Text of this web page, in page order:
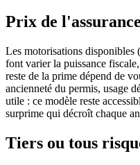
Prix de
Les motorisations
font varier la puissance
reste de la prime dépend de
ancienneté du permis, usage
utile : ce modèle reste
surprime qui décroît chaque
Tiers ou tous